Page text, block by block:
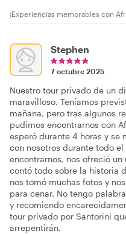
¡Experiencias memorables con
Stephen
7 octubre 2025
Nuestro tour privado de un
maravilloso. Teníamos
mañana, pero tras algunos
pudimos encontrarnos con
esperó durante 4 horas y se
con nosotros durante todo
encontrarnos, nos ofreció
contó todo sobre la historia
nos tomó muchas fotos y
para cenar. No tengo
y recomiendo
tour privado por Santorini
arrepentirán.